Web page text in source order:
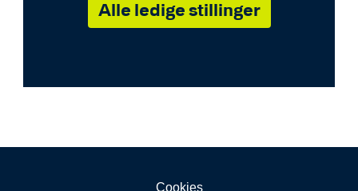
Alle ledige stillinger
Cookies